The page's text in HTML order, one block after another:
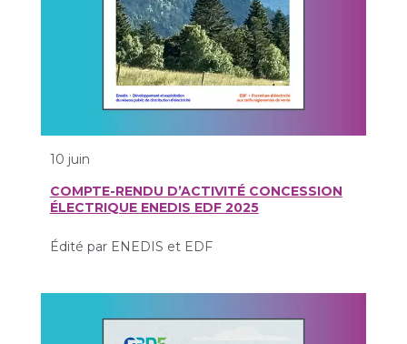
10 juin
COMPTE-RENDU D’ACTIVITÉ CONCESSION
ÉLECTRIQUE ENEDIS EDF 2025
Édité par ENEDIS et EDF